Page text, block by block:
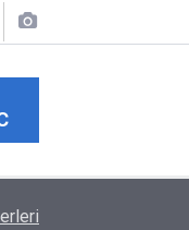
25 yıllık içme suyu